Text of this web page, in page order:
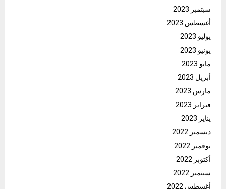
سبتمبر 2023
أغسطس 2023
يوليو 2023
يونيو 2023
مايو 2023
أبريل 2023
مارس 2023
فبراير 2023
يناير 2023
ديسمبر 2022
نوفمبر 2022
أكتوبر 2022
سبتمبر 2022
أغسطس 2022